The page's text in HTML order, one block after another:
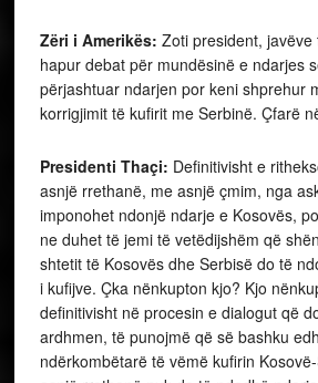
Zëri i Amerikës: Zoti president,
hapur debat për mundësinë e ndarjes
përjashtuar ndarjen por keni shprehur
korrigjimit të kufirit me Serbinë. Çfarë
Presidenti Thaçi: Definitivisht e
asnjë rrethanë, me asnjë çmim, nga
imponohet ndonjë ndarje e Kosovës,
ne duhet të jemi të vetëdijshëm që
shtetit të Kosovës dhe Serbisë do të
i kufijve. Çka nënkupton kjo? Kjo
definitivisht në procesin e dialogut që
ardhmen, të punojmë që së bashku
ndërkombëtarë të vëmë kufirin